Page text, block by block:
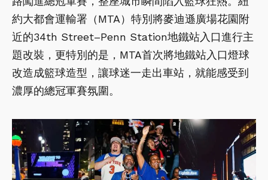
約大都會運輸署（MTA）特別將麥迪遜廣場花園附
近的34th Street–Penn Station地鐵站入口進行主
題改裝，更特別的是，MTA首次將地鐵站入口燈球
改造成籃球造型，讓球迷一走出車站，就能感受到
濃厚的總冠軍賽氛圍。